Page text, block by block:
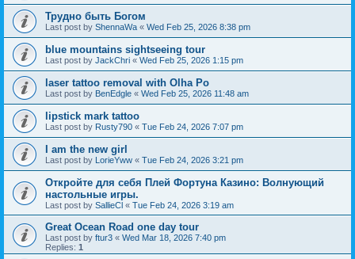
Трудно быть Богом
Last post by ShennaWa « Wed Feb 25, 2026 8:38 pm
blue mountains sightseeing tour
Last post by JackChri « Wed Feb 25, 2026 1:15 pm
laser tattoo removal with Olha Po
Last post by BenEdgle « Wed Feb 25, 2026 11:48 am
lipstick mark tattoo
Last post by Rusty790 « Tue Feb 24, 2026 7:07 pm
I am the new girl
Last post by LorieYww « Tue Feb 24, 2026 3:21 pm
Откройте для себя Плей Фортуна Казино: Волнующий
настольные игры.
Last post by SallieCl « Tue Feb 24, 2026 3:19 am
Great Ocean Road one day tour
Last post by ftur3 « Wed Mar 18, 2026 7:40 pm
Replies: 1